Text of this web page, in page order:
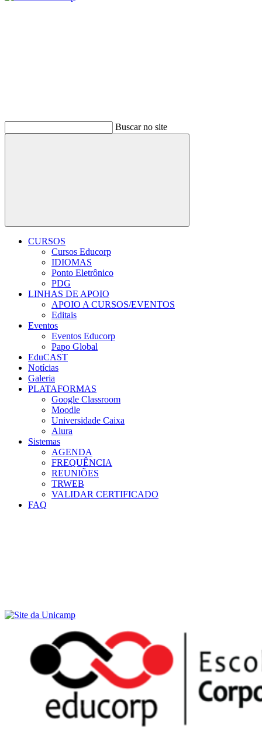
Buscar no site
Buscar
CURSOS
Cursos Educorp
IDIOMAS
Ponto Eletrônico
PDG
LINHAS DE APOIO
APOIO A CURSOS/EVENTOS
Editais
Eventos
Eventos Educorp
Papo Global
EduCAST
Notícias
Galeria
PLATAFORMAS
Google Classroom
Moodle
Universidade Caixa
Alura
Sistemas
AGENDA
FREQUÊNCIA
REUNIÕES
TRWEB
VALIDAR CERTIFICADO
FAQ